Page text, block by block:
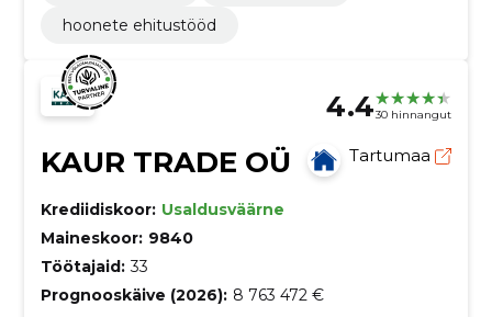
hoonete ehitustööd
4.430 hinnangut
KAUR TRADE OÜ Tartumaa
Krediidiskoor: Usaldusväärne
Maineskoor: 9840
Töötajaid: 33
Prognooskäive (2026): 8 763 472 €